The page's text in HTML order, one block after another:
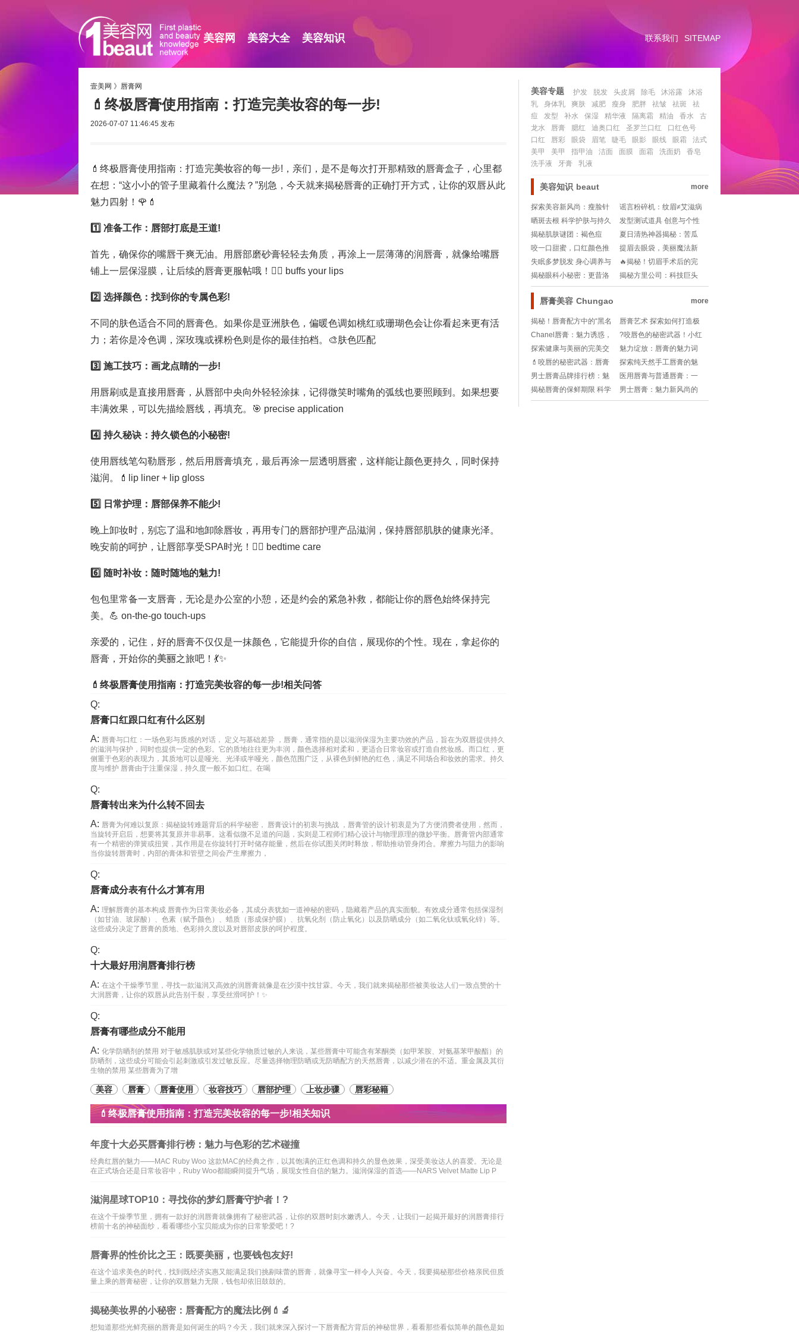
美容网 美容大全 美容知识 联系我们 SITEMAP
壹美网 》 唇膏网
💄终极唇膏使用指南：打造完美妆容的每一步!
2026-07-07 11:46:45 发布
💄终极唇膏使用指南：打造完美妆容的每一步!，亲们，是不是每次打开那精致的唇膏盒子，心里都
在想：“这小小的管子里藏着什么魔法？”别急，今天就来揭秘唇膏的正确打开方式，让你的双唇从此
魅力四射！🌹💄
1️⃣ 准备工作：唇部打底是王道!
首先，确保你的嘴唇干爽无油。用唇部磨砂膏轻轻去角质，再涂上一层薄薄的润唇膏，就像给嘴唇
铺上一层保湿膜，让后续的唇膏更服帖哦！💆‍♀️ buffs your lips
2️⃣ 选择颜色：找到你的专属色彩!
不同的肤色适合不同的唇膏色。如果你是亚洲肤色，偏暖色调如桃红或珊瑚色会让你看起来更有活
力；若你是冷色调，深玫瑰或裸粉色则是你的最佳拍档。🎨肤色匹配
3️⃣ 施工技巧：画龙点睛的一步!
用唇刷或是直接用唇膏，从唇部中央向外轻轻涂抹，记得微笑时嘴角的弧线也要照顾到。如果想要
丰满效果，可以先描绘唇线，再填充。🎯 precise application
4️⃣ 持久秘诀：持久锁色的小秘密!
使用唇线笔勾勒唇形，然后用唇膏填充，最后再涂一层透明唇蜜，这样能让颜色更持久，同时保持
滋润。💄lip liner + lip gloss
5️⃣ 日常护理：唇部保养不能少!
晚上卸妆时，别忘了温和地卸除唇妆，再用专门的唇部护理产品滋润，保持唇部肌肤的健康光泽。
晚安前的呵护，让唇部享受SPA时光！💆‍♀️ bedtime care
6️⃣ 随时补妆：随时随地的魅力!
包包里常备一支唇膏，无论是办公室的小憩，还是约会的紧急补救，都能让你的唇色始终保持完
美。💪 on-the-go touch-ups
亲爱的，记住，好的唇膏不仅仅是一抹颜色，它能提升你的自信，展现你的个性。现在，拿起你的
唇膏，开始你的美丽之旅吧！💃✨
💄终极唇膏使用指南：打造完美妆容的每一步!相关问答
Q:
唇膏口红跟口红有什么区别
A: 唇膏与口红：一场色彩与质感的对话， 定义与基础差异 ，唇膏，通常指的是以滋润保湿为主要功效的产品，旨在为双唇提供持久
的滋润与保护，同时也提供一定的色彩。它的质地往往更为丰润，颜色选择相对柔和，更适合日常妆容或打造自然妆感。而口红，更
侧重于色彩的表现力，其质地可以是哑光、光泽或半哑光，颜色范围广泛，从裸色到鲜艳的红色，满足不同场合和妆效的需求。持久
度与维护 唇膏由于注重保湿，持久度一般不如口红。在喝
Q:
唇膏转出来为什么转不回去
A: 唇膏为何难以复原：揭秘旋转难题背后的科学秘密， 唇膏设计的初衷与挑战 ，唇膏管的设计初衷是为了方便消费者使用，然而，
当旋转开启后，想要将其复原并非易事。这看似微不足道的问题，实则是工程师们精心设计与物理原理的微妙平衡。唇膏管内部通常
有一个精密的弹簧或扭簧，其作用是在你旋转打开时储存能量，然后在你试图关闭时释放，帮助推动管身闭合。摩擦力与阻力的影响
当你旋转唇膏时，内部的膏体和管壁之间会产生摩擦力，
Q:
唇膏成分表有什么才算有用
A: 理解唇膏的基本构成 唇膏作为日常美妆必备，其成分表犹如一道神秘的密码，隐藏着产品的真实面貌。有效成分通常包括保湿剂
（如甘油、玻尿酸）、色素（赋予颜色）、蜡质（形成保护膜）、抗氧化剂（防止氧化）以及防晒成分（如二氧化钛或氧化锌）等。
这些成分决定了唇膏的质地、色彩持久度以及对唇部皮肤的呵护程度。
Q:
十大最好用润唇膏排行榜
A: 在这个干燥季节里，寻找一款滋润又高效的润唇膏就像是在沙漠中找甘霖。今天，我们就来揭秘那些被美妆达人们一致点赞的十
大润唇膏，让你的双唇从此告别干裂，享受丝滑呵护！✨
Q:
唇膏有哪些成分不能用
A: 化学防晒剂的禁用 对于敏感肌肤或对某些化学物质过敏的人来说，某些唇膏中可能含有苯酮类（如甲苯胺、对氨基苯甲酸酯）的
防晒剂，这些成分可能会引起刺激或引发过敏反应。尽量选择物理防晒或无防晒配方的天然唇膏，以减少潜在的不适。重金属及其衍
生物的禁用 某些唇膏为了增
美容 唇膏 唇膏使用 妆容技巧 唇部护理 上妆步骤 唇彩秘籍
💄终极唇膏使用指南：打造完美妆容的每一步!相关知识
年度十大必买唇膏排行榜：魅力与色彩的艺术碰撞
经典红唇的魅力——MAC Ruby Woo 这款MAC的经典之作，以其饱满的正红色调和持久的显色效果，深受美妆达人的喜爱。无论是
在正式场合还是日常妆容中，Ruby Woo都能瞬间提升气场，展现女性自信的魅力。滋润保湿的首选——NARS Velvet Matte Lip P
滋润星球TOP10：寻找你的梦幻唇膏守护者！?
在这个干燥季节里，拥有一款好的润唇膏就像拥有了秘密武器，让你的双唇时刻水嫩诱人。今天，让我们一起揭开最好的润唇膏排行
榜前十名的神秘面纱，看看哪些小宝贝能成为你的日常挚爱吧！?
唇膏界的性价比之王：既要美丽，也要钱包友好!
在这个追求美色的时代，找到既经济实惠又能满足我们挑剔味蕾的唇膏，就像寻宝一样令人兴奋。今天，我要揭秘那些价格亲民但质
量上乘的唇膏秘密，让你的双唇魅力无限，钱包却依旧鼓鼓的。
揭秘美妆界的小秘密：唇膏配方的魔法比例💄🔬
想知道那些光鲜亮丽的唇膏是如何诞生的吗？今天，我们就来深入探讨一下唇膏配方背后的神秘世界，看看那些看似简单的颜色是如
美容专题 护发 脱发 头皮屑 除毛 沐浴露
沐浴
乳
身体乳 爽肤 减肥 瘦身 肥胖 祛皱 祛斑
祛
痘
发型 补水 保湿 精华液 隔离霜 精油 香水
古
龙水
唇膏 腮红 迪奥口红 圣罗兰口红
口红色号
口红
唇彩 眼袋 眉笔 睫毛 眼影 眼线 眼霜
法式
美甲
美甲 指甲油 洁面 面膜 面霜 洗面奶
香皂
洗手液
牙膏 乳液
美容知识 beaut more
探索美容新风尚：瘦脸针
的价格揭秘
谣言粉碎机：纹眉≠艾滋病
风险，真相大揭秘！
晒斑去根 科学护肤与持久
战役
发型测试道具 创意与个性
的时尚探索
揭秘肌肤谜团：褐色痘
印，说走就走的旅行要多
久？🌈💨
夏日清热神器揭秘：苦瓜
爽肤水的神奇功效!
咬一口甜蜜，口红颜色推
荐让你美翻天!
提眉去眼袋，美丽魔法新
篇章：恢复期揭秘!
失眠多梦脱发 身心调养与
健康攻略
🔥揭秘！切眉手术后的完
美复原时间表🔍
揭秘眼科小秘密：更昔洛
韦眼用凝胶浓度大公开👀!
揭秘方里公司：科技巨头
的地理位置大揭秘🌐
唇膏美容 Chungao more
揭秘！唇膏配方中的“黑名
单”：哪些成分要避开？💄
🚫
唇膏艺术 探索如何打造极
致滋润的秘密
Chanel唇膏：魅力诱惑，
演绎时尚新风尚!
?咬唇色的秘密武器！小红
书唇膏大揭秘?
探索健康与美丽的完美交
汇：唇膏品牌推荐
魅力绽放：唇膏的魅力词
汇解析
💄咬唇的秘密武器：唇膏
使用大揭秘！如何让颜色
持久又诱人？!
探索纯天然手工唇膏的魅
力：配方的艺术与功效
男士唇膏品牌排行榜：魅
力新风尚的引领者
医用唇膏与普通唇膏：一
场健康与美容的对话
揭秘唇膏的保鲜期限 科学
与实用的对话
男士唇膏：魅力新风尚的
精致点缀